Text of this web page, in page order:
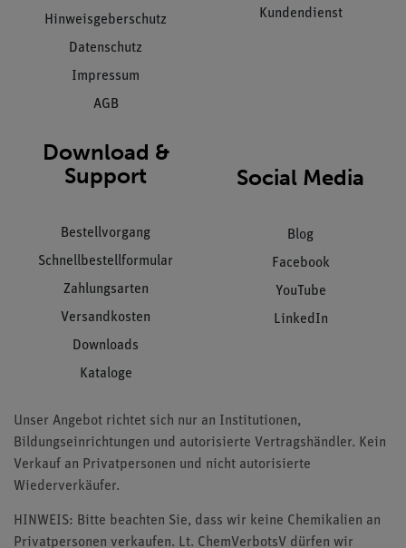
Hinweisgeberschutz
Datenschutz
Impressum
AGB
Kundendienst
Download &
Support
Bestellvorgang
Schnellbestellformular
Zahlungsarten
Versandkosten
Downloads
Kataloge
Social Media
Blog
Facebook
YouTube
LinkedIn
Unser Angebot richtet sich nur an Institutionen,
Bildungseinrichtungen und autorisierte Vertragshändler. Kein
Verkauf an Privatpersonen und nicht autorisierte
Wiederverkäufer.
HINWEIS: Bitte beachten Sie, dass wir keine Chemikalien an
Privatpersonen verkaufen. Lt. ChemVerbotsV dürfen wir